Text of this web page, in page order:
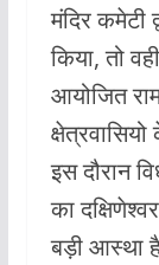
मंदिर कमेटी
किया, तो
आयोजित
इस दौरान
का
बड़ी आस्था है